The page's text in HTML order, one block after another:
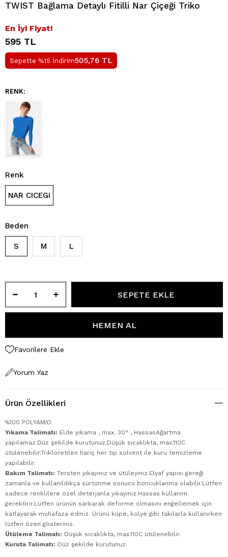
TWIST Bağlama Detaylı Fitilli Nar Çiçeği Triko
En İyi Fiyat!
595 TL
Sepette %15 İndirim505,76 TL
RENK:
Renk
NAR CICEGI
Beden
S M L
Favorilere Ekle
Yorum Yaz
Ürün Özellikleri
%100 POLYAMID
Yıkama Talimatı: Elde yıkama , max. 30° , HassasAğartma
yapılamaz.Düz şekilde kurutunuz.Düşük sıcaklıkta, max.110C
ütülenebilir.Trikloretilen hariç her tip solvent ile kuru temizleme
yapılabilir.
Bakım Talimatı: Tersten yıkayınız ve ütüleyiniz.Elyaf yapısı gereği
zamanla ve kullanıldıkça sürtünme sonucu boncuklanma olabilir.Lütfen
sadece renklilere özel deterjanla yıkayınız.Hassas kullanım
gerektirir.Lütfen ürünün sarkarak deforme olmasını engellemek için
katlayarak muhafaza ediniz. Ürünü küpe, kolye gibi takılarla kullanırken
lütfen özen gösteriniz.
Ütüleme Talimatı: Düşük sıcaklıkta, max.110C ütülenebilir.
Kuruta Talimatı: Düz şekilde kurutunuz.